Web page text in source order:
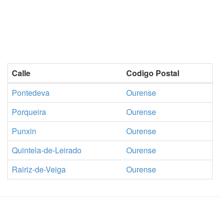
Calle
Codigo Postal
Pontedeva
Ourense
Porqueira
Ourense
Punxin
Ourense
Quintela-de-Leirado
Ourense
Rairiz-de-Veiga
Ourense